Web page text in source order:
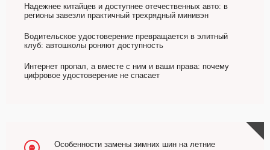
Надежнее китайцев и доступнее отечественных авто: в
регионы завезли практичный трехрядный минивэн
Водительское удостоверение превращается в элитный
клуб: автошколы роняют доступность
Интернет пропал, а вместе с ним и ваши права: почему
цифровое удостоверение не спасает
Особенности замены зимних шин на летние